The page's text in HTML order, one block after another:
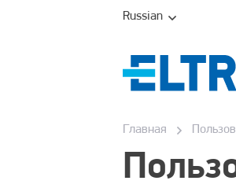
Russian
Главная